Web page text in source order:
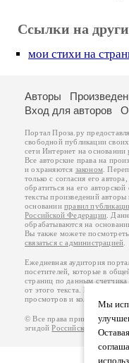
Ссылки на
мои стихи на
Мы
Авторы
Вход для авторов
О
Портал Проза.ру
свободной публикации
сети Интернет на основании
Все авторские права на
и охраняются законом .
только с согласия его
обратиться на его авторской
тексты произведений авторы
основанииправил
Российской Федерации .
обрабатываются на
Вы также можете
связаться с администрацией
Ежедневная аудитория
посетителей, которые в
страниц по данным
от этого текста. В каждой
просмотров и количество
© Все права принадлежат
эгидойРоссийского союза